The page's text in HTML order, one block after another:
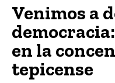
Venimos a
en la
tepicense